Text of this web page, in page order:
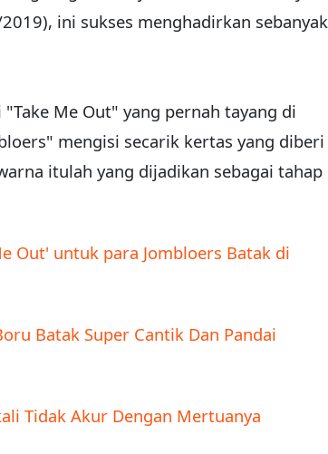
ini sukses menghadirkan sebanyak
Me Out" yang pernah tayang di
mengisi secarik kertas yang diberi
itulah yang dijadikan sebagai tahap
Out' untuk para Jombloers Batak di
Batak Super Cantik Dan Pandai
Tidak Akur Dengan Mertuanya